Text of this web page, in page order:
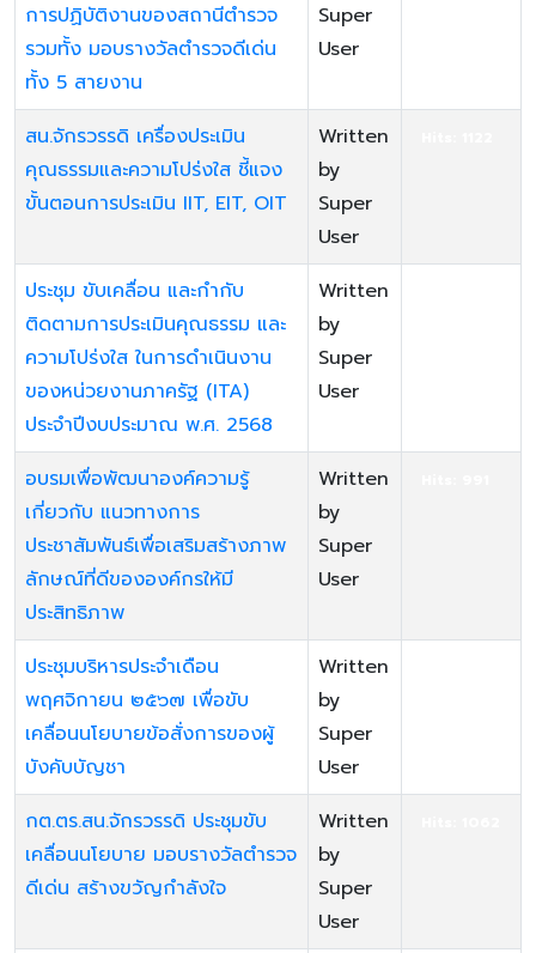
การปฏิบัติงานของสถานีตำรวจ
รวมทั้ง มอบรางวัลตำรวจดีเด่น
ทั้ง 5 สายงาน
Super
User
สน.จักรวรรดิ เครื่องประเมิน
คุณธรรมและความโปร่งใส ชี้แจง
ขั้นตอนการประเมิน IIT, EIT, OIT
Written
by
Super
User
ประชุม ขับเคลื่อน และกำกับ
ติดตามการประเมินคุณธรรม และ
ความโปร่งใส ในการดำเนินงาน
ของหน่วยงานภาครัฐ (ITA)
ประจำปีงบประมาณ พ.ศ. 2568
Written
by
Super
User
อบรมเพื่อพัฒนาองค์ความรู้
เกี่ยวกับ แนวทางการ
ประชาสัมพันธ์เพื่อเสริมสร้างภาพ
ลักษณ์ที่ดีขององค์กรให้มี
ประสิทธิภาพ
Written
by
Super
User
ประชุมบริหารประจำเดือน
พฤศจิกายน ๒๕๖๗ เพื่อขับ
เคลื่อนนโยบายข้อสั่งการของผู้
บังคับบัญชา
Written
by
Super
User
กต.ตร.สน.จักรวรรดิ ประชุมขับ
เคลื่อนนโยบาย มอบรางวัลตำรวจ
ดีเด่น สร้างขวัญกำลังใจ
Written
by
Super
User